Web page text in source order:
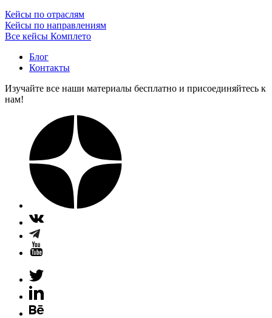
Кейсы по отраслям
Кейсы по направлениям
Все кейсы Комплето
Блог
Контакты
Изучайте все наши материалы бесплатно и присоединяйтесь к
нам!